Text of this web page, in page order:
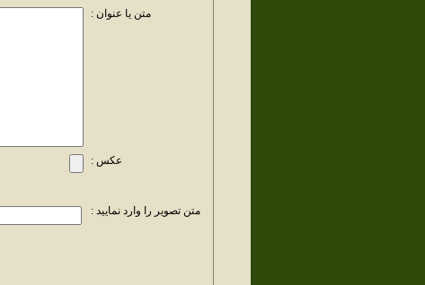
متن یا عنوان :
عکس :
متن تصویر را وارد نمایید :